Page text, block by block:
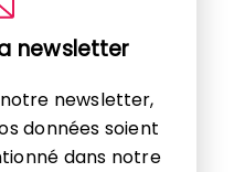
newsletter
newsletter,
données soient
dans notre